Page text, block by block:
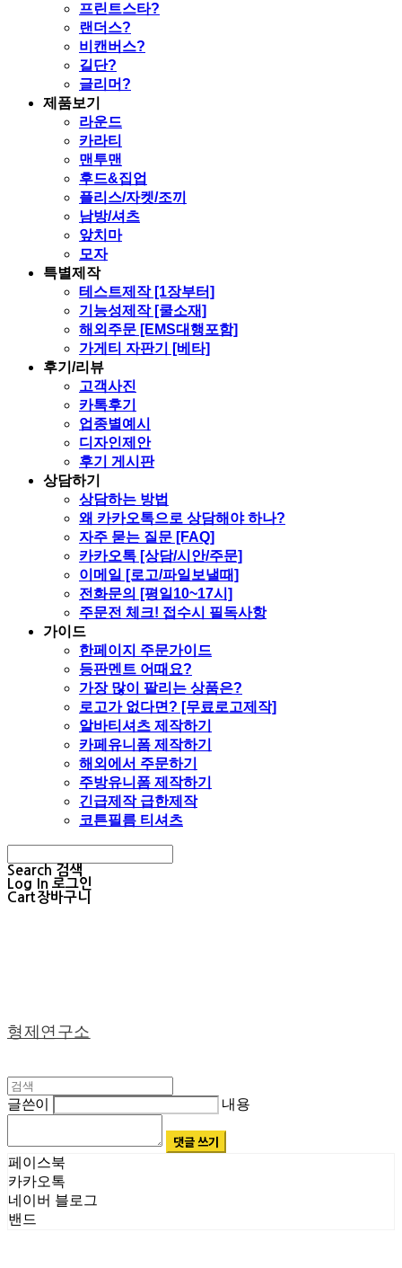
프린트스타?
랜더스?
비캔버스?
길단?
글리머?
제품보기
라운드
카라티
맨투맨
후드&집업
플리스/자켓/조끼
남방/셔츠
앞치마
모자
특별제작
테스트제작 [1장부터]
기능성제작 [쿨소재]
해외주문 [EMS대행포함]
가게티 자판기 [베타]
후기/리뷰
고객사진
카톡후기
업종별예시
디자인제안
후기 게시판
상담하기
상담하는 방법
왜 카카오톡으로 상담해야 하나?
자주 묻는 질문 [FAQ]
카카오톡 [상담/시안/주문]
이메일 [로고/파일보낼때]
전화문의 [평일10~17시]
주문전 체크! 접수시 필독사항
가이드
한페이지 주문가이드
등판멘트 어때요?
가장 많이 팔리는 상품은?
로고가 없다면? [무료로고제작]
알바티셔츠 제작하기
카페유니폼 제작하기
해외에서 주문하기
주방유니폼 제작하기
긴급제작 급한제작
코튼필름 티셔츠
Search 검색
Log In 로그인
Cart장바구니
형제연구소
글쓴이 내용
댓글 쓰기
페이스북
카카오톡
네이버 블로그
밴드